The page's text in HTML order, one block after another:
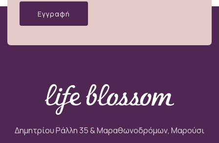
Εγγραφή
Δημητρίου Ράλλη 35 & Μαραθωνοδρόμων, Μαρούσι